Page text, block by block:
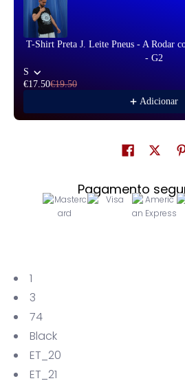
T-Shirt Preta J. Leite Pneus - A Rodar
- G2
S
€17.50€19.50
Adicionar
Pagamento
1
3
74
Black
ET_20
ET_21